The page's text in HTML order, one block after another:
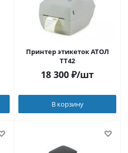
Принтер этикеток АТОЛ
ТТ42
18 300 ₽/шт
В корзину